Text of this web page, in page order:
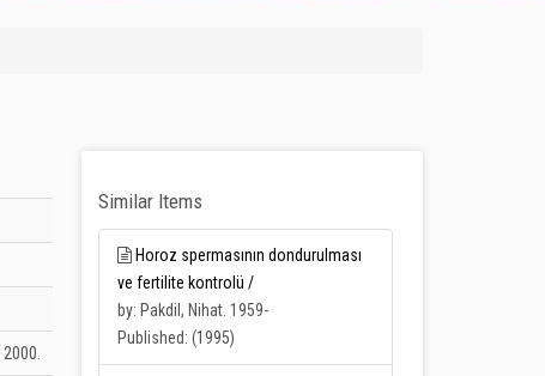
2000.
Similar Items
Horoz spermasının dondurulması
ve fertilite kontrolü /
by: Pakdil, Nihat. 1959-
Published: (1995)